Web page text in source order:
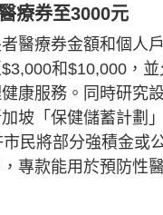
療券至3000元
醫療券金額和個人
和$10,000，
康服務。同時研究
坡「保健儲蓄計劃」
民將部分強積金或
專款能用於預防性